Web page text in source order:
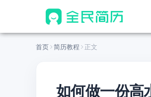
首页 简历教程 正文
如何做一份高